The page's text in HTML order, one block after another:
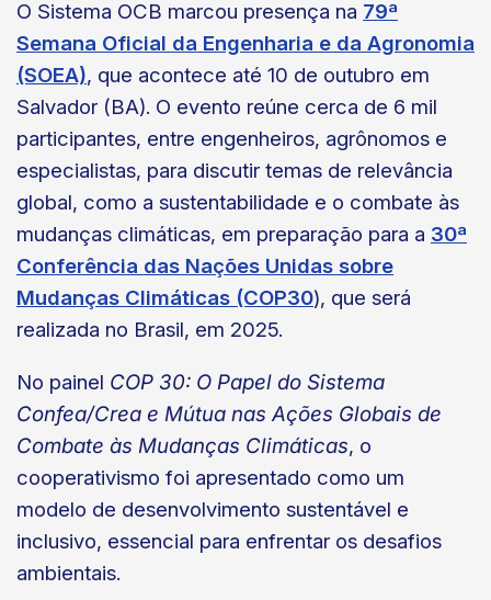
O Sistema OCB marcou presença na 79ª
Semana Oficial da Engenharia e da Agronomia
(SOEA), que acontece até 10 de outubro em
Salvador (BA). O evento reúne cerca de 6 mil
participantes, entre engenheiros, agrônomos e
especialistas, para discutir temas de relevância
global, como a sustentabilidade e o combate às
mudanças climáticas, em preparação para a 30ª
Conferência das Nações Unidas sobre
Mudanças Climáticas (COP30), que será
realizada no Brasil, em 2025.
No painel COP 30: O Papel do Sistema
Confea/Crea e Mútua nas Ações Globais de
Combate às Mudanças Climáticas, o
cooperativismo foi apresentado como um
modelo de desenvolvimento sustentável e
inclusivo, essencial para enfrentar os desafios
ambientais.